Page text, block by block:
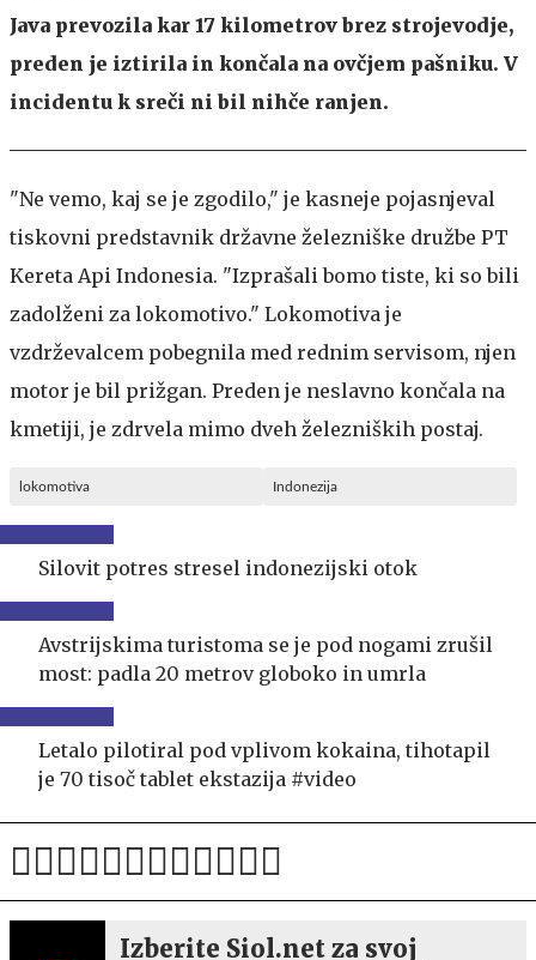
Java prevozila kar 17 kilometrov brez strojevodje,
preden je iztirila in končala na ovčjem pašniku. V
incidentu k sreči ni bil nihče ranjen.
"Ne vemo, kaj se je zgodilo," je kasneje pojasnjeval
tiskovni predstavnik državne železniške družbe PT
Kereta Api Indonesia. "Izprašali bomo tiste, ki so bili
zadolženi za lokomotivo." Lokomotiva je
vzdrževalcem pobegnila med rednim servisom, njen
motor je bil prižgan. Preden je neslavno končala na
kmetiji, je zdrvela mimo dveh železniških postaj.
lokomotiva Indonezija
Silovit potres stresel indonezijski otok
Avstrijskima turistoma se je pod nogami zrušil
most: padla 20 metrov globoko in umrla
Letalo pilotiral pod vplivom kokaina, tihotapil
je 70 tisoč tablet ekstazija #video
Izberite Siol.net za svoj